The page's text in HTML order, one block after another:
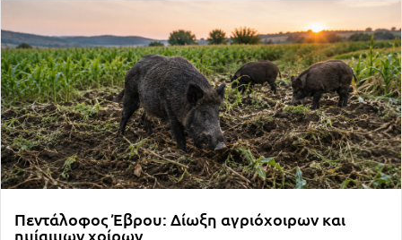
Πεντάλοφος Έβρου: Δίωξη αγριόχοιρων και
ημίαιμων χοίρων